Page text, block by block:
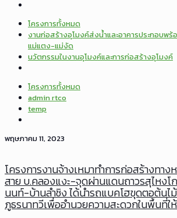
โครงการทั้งหมด
งานก่อสร้างอุโมงค์ส่งน้ำและอาคารประกอบพ
แม่แตง-แม่งัด
นวัตกรรมในงานอุโมงค์และการก่อสร้างอุโมงค์
โครงการทั้งหมด
admin rtco
temp
พฤษภาคม 11, 2023
โครงการงานจ้างเหมาทำการก่อสร้างทาง
สาย บ.คลองแงะ-จุดผ่านแดนถาวรสุไหง
นนท์-บ้านลำชิง ได้นำรถแบคโฮขุดตอต้นไ
ภูธรนาทวีเพื่ออำนวยความสะดวกในพื้นที่ใ